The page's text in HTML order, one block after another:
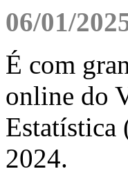
06/01/
É com
online do
Estatística
2024.